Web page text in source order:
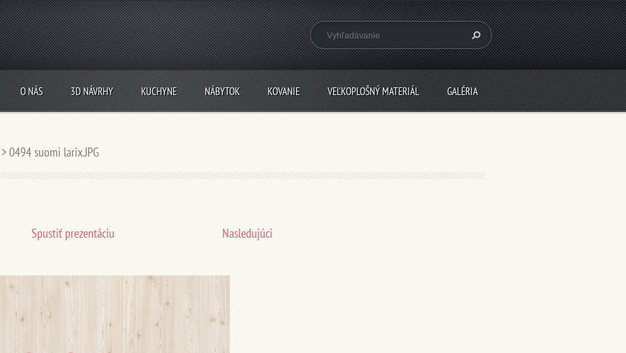
O NÁS 3D NÁVRHY KUCHYNE NÁBYTOK KOVANIE VEĽKOPLOŠNÝ MATERIÁL GALÉRIA
>0494 suomi larix.JPG
Spustiť prezentáciu Nasledujúci